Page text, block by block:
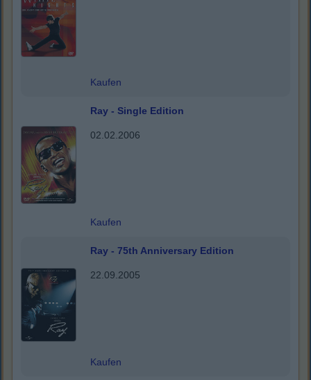
Kaufen
Ray - Single Edition
02.02.2006
Kaufen
Ray - 75th Anniversary Edition
22.09.2005
Kaufen